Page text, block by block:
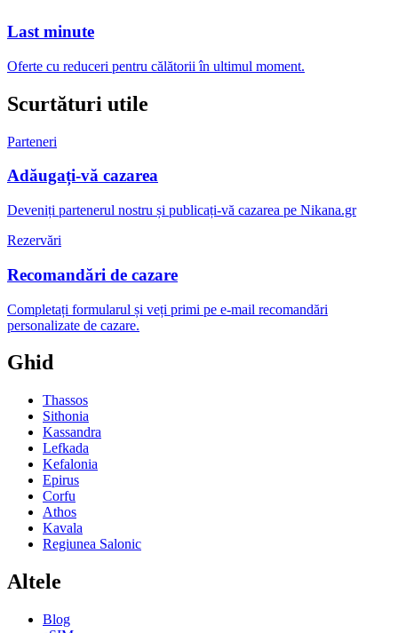
Last minute
Oferte cu reduceri pentru călătorii în ultimul moment.
Scurtături utile
Parteneri
Adăugați-vă cazarea
Deveniți partenerul nostru și publicați-vă cazarea pe Nikana.gr
Rezervări
Recomandări de cazare
Completați formularul și veți primi pe e-mail recomandări
personalizate de cazare.
Ghid
Thassos
Sithonia
Kassandra
Lefkada
Kefalonia
Epirus
Corfu
Athos
Kavala
Regiunea Salonic
Altele
Blog